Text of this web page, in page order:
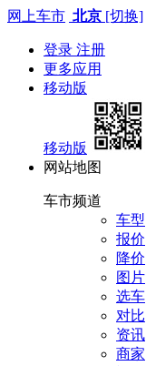
网上车市 北京 [切换]
登录 注册
更多应用
移动版
移动版
网站地图
车市频道
车型
报价
降价
图片
选车
对比
资讯
商家